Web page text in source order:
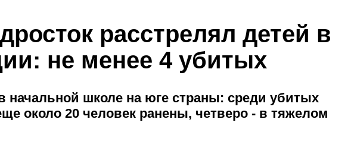
расстрелял детей в
не менее 4 убитых
начальной школе на юге страны: среди убитых
около 20 человек ранены, четверо - в тяжелом